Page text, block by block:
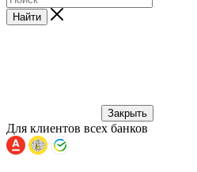
Найти
Закрыть
Для клиентов всех банков